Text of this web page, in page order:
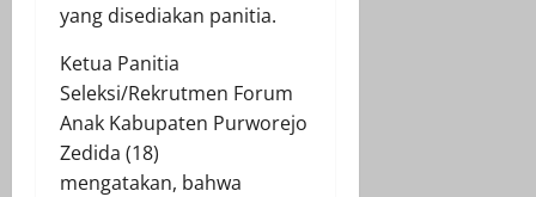
yang disediakan panitia.
Ketua Panitia
Seleksi/Rekrutmen Forum
Anak Kabupaten Purworejo
Zedida (18)
mengatakan, bahwa